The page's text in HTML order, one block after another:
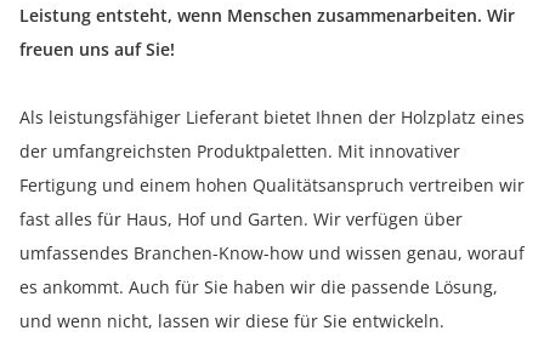
Leistung entsteht, wenn Menschen zusammenarbeiten. Wir
freuen uns auf Sie!
Als leistungsfähiger Lieferant bietet Ihnen der Holzplatz eines
der umfangreichsten Produktpaletten. Mit innovativer
Fertigung und einem hohen Qualitätsanspruch vertreiben wir
fast alles für Haus, Hof und Garten. Wir verfügen über
umfassendes Branchen-Know-how und wissen genau, worauf
es ankommt. Auch für Sie haben wir die passende Lösung,
und wenn nicht, lassen wir diese für Sie entwickeln.